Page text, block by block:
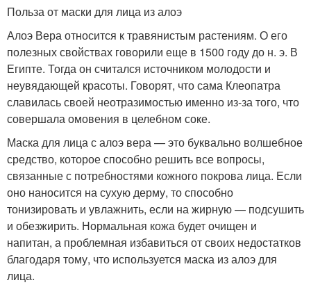
Польза от маски для лица из алоэ
Алоэ Вера относится к травянистым растениям. О его
полезных свойствах говорили еще в 1500 году до н. э. В
Египте. Тогда он считался источником молодости и
неувядающей красоты. Говорят, что сама Клеопатра
славилась своей неотразимостью именно из-за того, что
совершала омовения в целебном соке.
Маска для лица с алоэ вера — это буквально волшебное
средство, которое способно решить все вопросы,
связанные с потребностями кожного покрова лица. Если
оно наносится на сухую дерму, то способно
тонизировать и увлажнить, если на жирную — подсушить
и обезжирить. Нормальная кожа будет очищен и
напитан, а проблемная избавиться от своих недостатков
благодаря тому, что используется маска из алоэ для
лица.